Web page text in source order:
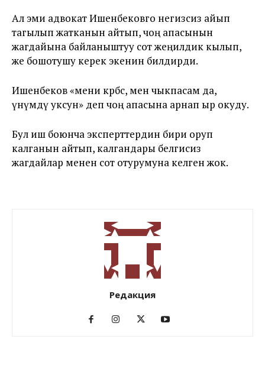
Ал эми адвокат Ишенбековго негизсиз айып
тагылып жатканын айтып, чоң апасынын
жагдайына байланыштуу сот жеңилдик кылып,
же бошотушу керек экенин билдирди.
Ишенбеков «мени көрбөсө, мен чыкпасам да,
үнүмдү уксун» деп чоң апасына арнап ыр окуду.
Бул иш боюнча эксперттердин бири оруп
калганын айтып, калгандары белгисиз
жагдайлар менен сот отурумуна келген жок.
Редакция